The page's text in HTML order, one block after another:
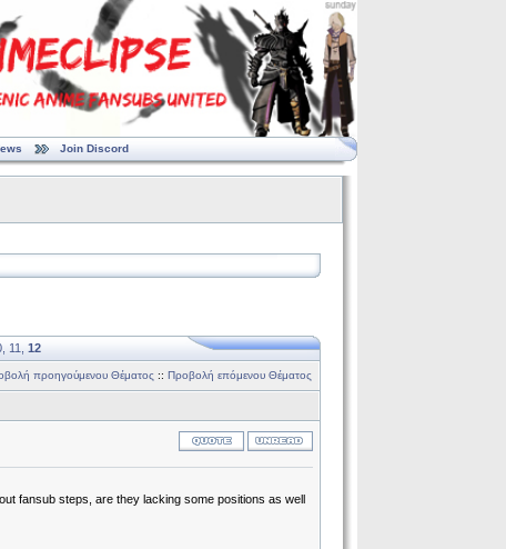
Join Discord
, 11 12
προηγούμενου Θέματος :: Προβολή επόμενου Θέματος
fansub steps, are they lacking some positions as well